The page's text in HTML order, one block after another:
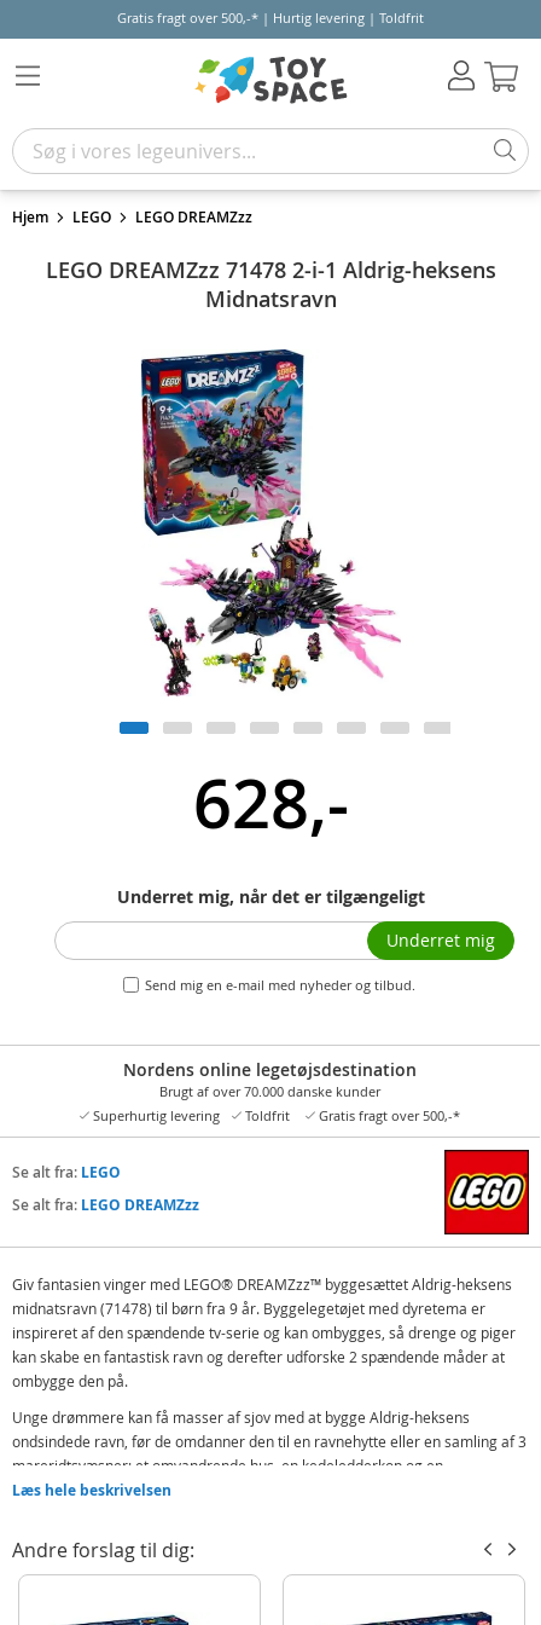
Gratis fragt over 500,-* | Hurtig levering | Toldfrit
Hjem LEGO LEGO DREAMZzz
LEGO DREAMZzz 71478 2-i-1 Aldrig-heksens
Midnatsravn
628,-
Underret mig, når det er tilgængeligt
Send mig en e-mail med nyheder og tilbud.
Underret mig
Nordens online legetøjsdestination
Brugt af over 70.000 danske kunder
Superhurtig levering
Toldfrit Gratis fragt over 500,-*
Se alt fra: LEGO
Se alt fra: LEGO DREAMZzz
Giv fantasien vinger med LEGO® DREAMZzz™ byggesættet Aldrig-heksens
midnatsravn (71478) til børn fra 9 år. Byggelegetøjet med dyretema er
inspireret af den spændende tv-serie og kan ombygges, så drenge og piger
kan skabe en fantastisk ravn og derefter udforske 2 spændende måder at
ombygge den på.
Unge drømmere kan få masser af sjov med at bygge Aldrig-heksens
ondsindede ravn, før de omdanner den til en ravnehytte eller en samling af 3
mareridtsvæsner: et omvandrende hus, en kedeledderkop og en
kæmperavn! Legetøjet af et hus har tag og dør, der kan åbnes, edderkoppen
Minifigurer af Mateo, Astrid, Aldrig-heksen, Dizzy og Dogan samt en figur af
Z-Blob gør eventyret levende. Byg-selv-sættet indeholder også
Læs hele beskrivelsen
Andre forslag til dig: